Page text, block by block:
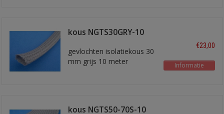
kous NGTS30GRY-10
gevlochten isolatiekous 30
mm grijs 10 meter
€23,00
Informatie
kous NGTS50-70S-10